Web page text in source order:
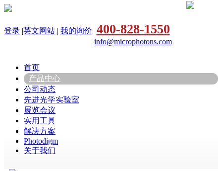
登录 |英文网站 | 我的询价 400-828-1550
info@microphotons.com
首页
产品中心
公司动态
先进光学实验室
展览会议
实用工具
解决方案
Photodigm
关于我们